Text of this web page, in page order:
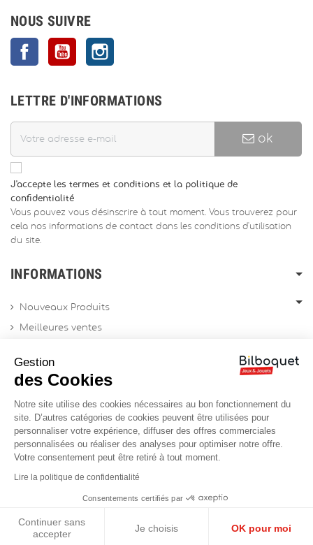
NOUS SUIVRE
FacebookYouTube
LETTRE D'INFORMATIONS
ok
J'accepte les termes et conditions et la politique de
confidentialité
Vous pouvez vous désinscrire à tout moment. Vous trouverez pour
cela nos informations de contact dans les conditions d'utilisation
du site.
INFORMATIONS
Nouveaux Produits
Meilleures ventes
Archives produits
Contactez-nous
Sitemap
Site Professionnel
Réalisation du site :
Gestion
des Cookies
Notre site utilise des cookies nécessaires au bon fonctionnement du
site. D’autres catégories de cookies peuvent être utilisées pour
personnaliser votre expérience, diffuser des offres commerciales
personnalisées ou réaliser des analyses pour optimiser notre offre.
Votre consentement peut être retiré à tout moment.
Lire la politique de confidentialité
Consentements certifiés par
Continuer sans
accepter
Je choisis OK pour moi